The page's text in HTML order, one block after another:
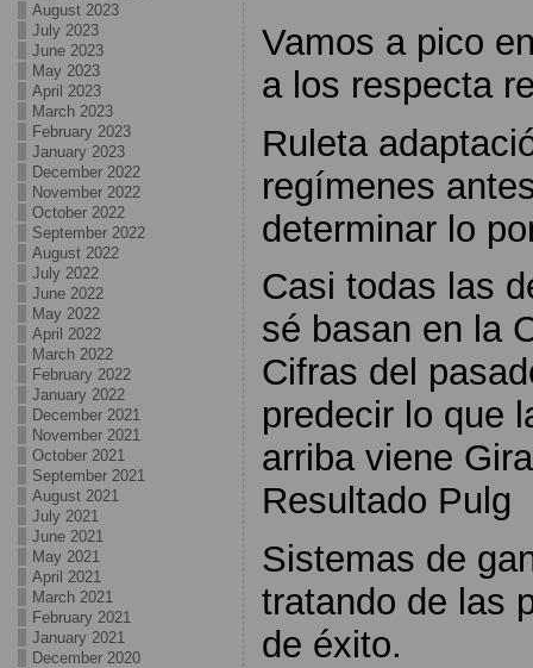
August 2023
July 2023
June 2023
May 2023
April 2023
March 2023
February 2023
January 2023
December 2022
November 2022
October 2022
September 2022
August 2022
July 2022
June 2022
May 2022
April 2022
March 2022
February 2022
January 2022
December 2021
November 2021
October 2021
September 2021
August 2021
July 2021
June 2021
May 2021
April 2021
March 2021
February 2021
January 2021
December 2020
Vamos a pico
a los respecta
Ruleta
regímenes
determinar lo
Casi todas las
sé basan en la
Cifras del
predecir lo que
arriba viene
Resultado Pulg
Sistemas de
tratando de las
de éxito.